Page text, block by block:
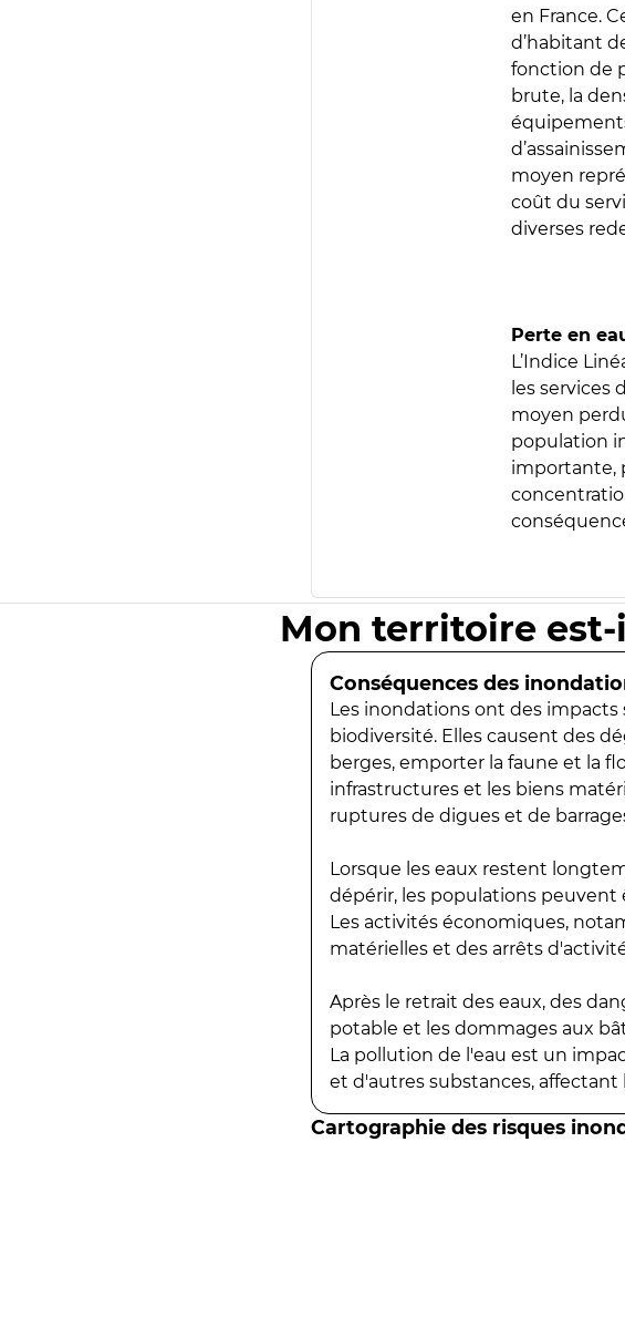
en France.
d’habitant
fonction de
brute, la
moyen
coût du
diverses
Perte en
L’Indice
les services
moyen
population
importante,
Mon territoire
Conséquences des
Les inondations ont des
biodiversité. Elles causent des
berges, emporter la faune et la
infrastructures et les biens
ruptures de digues et de
Lorsque les eaux restent
dépérir, les populations peuvent
Les activités économiques,
matérielles et des arrêts
Après le retrait des eaux, des
potable et les dommages aux
La pollution de l'eau est un
et d'autres substances, affectant
Cartographie des risques